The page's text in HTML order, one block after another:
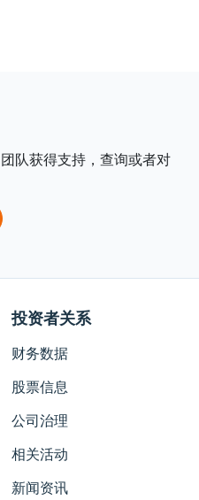
队获得支持，查询或者对
投资者关系
财务数据
股票信息
公司治理
相关活动
新闻资讯